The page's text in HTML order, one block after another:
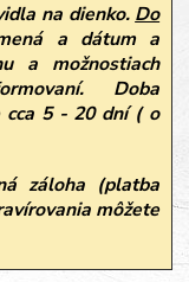
na dienko. Do
a dátum a
a možnostiach
Doba
cca 5 - 20 dní ( o
záloha (platba
môžete